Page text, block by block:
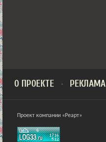
О ПРОЕКТЕ РЕКЛАМА
Проект компании «Реарт»